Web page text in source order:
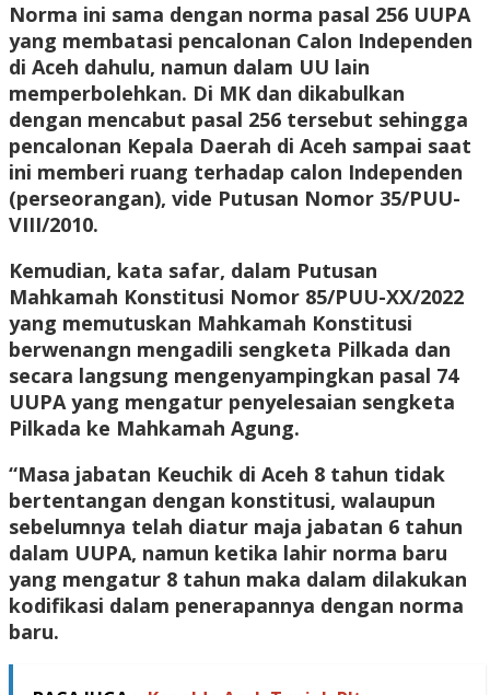
Norma ini sama dengan norma pasal 256 UUPA
yang membatasi pencalonan Calon Independen
di Aceh dahulu, namun dalam UU lain
memperbolehkan. Di MK dan dikabulkan
dengan mencabut pasal 256 tersebut sehingga
pencalonan Kepala Daerah di Aceh sampai saat
ini memberi ruang terhadap calon Independen
(perseorangan), vide Putusan Nomor 35/PUU-
VIII/2010.
Kemudian, kata safar, dalam Putusan
Mahkamah Konstitusi Nomor 85/PUU-XX/2022
yang memutuskan Mahkamah Konstitusi
berwenangn mengadili sengketa Pilkada dan
secara langsung mengenyampingkan pasal 74
UUPA yang mengatur penyelesaian sengketa
Pilkada ke Mahkamah Agung.
“Masa jabatan Keuchik di Aceh 8 tahun tidak
bertentangan dengan konstitusi, walaupun
sebelumnya telah diatur maja jabatan 6 tahun
dalam UUPA, namun ketika lahir norma baru
yang mengatur 8 tahun maka dalam dilakukan
kodifikasi dalam penerapannya dengan norma
baru.